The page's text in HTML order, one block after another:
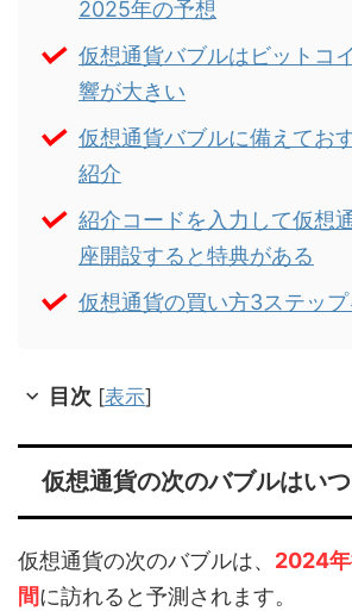
2025年の予想
仮想通貨バブルはビットコ
響が大きい
仮想通貨バブルに備えてお
紹介
紹介コードを入力して仮想
座開設すると特典がある
仮想通貨の買い方3ステップ
目次 [表示]
仮想通貨の次のバブルはいつ
仮想通貨の次のバブルは、 2024
間に訪れると予測されます。